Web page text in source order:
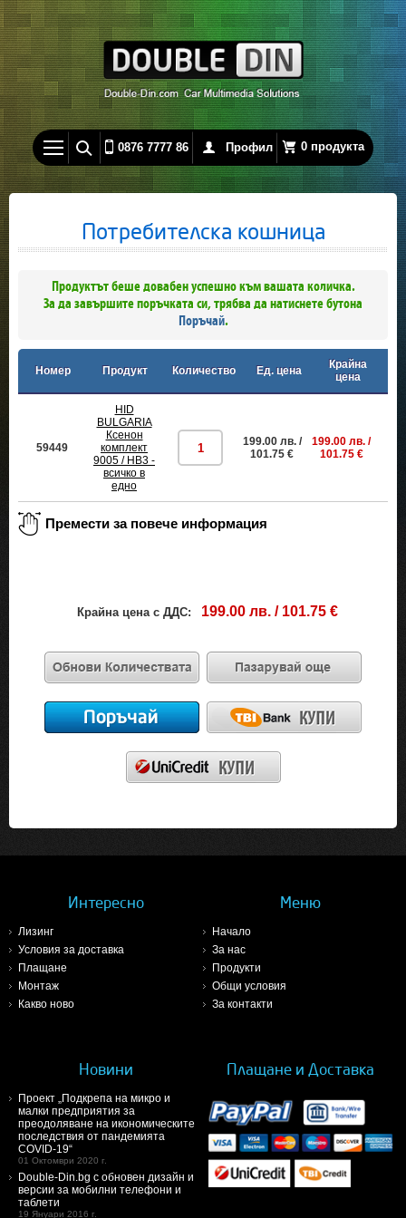
0876 7777 86 Профил 0 продукта
Потребителска кошница
Продуктът беше довабен успешно към вашата количка.
За да завършите поръчката си, трябва да натиснете бутона
Поръчай.
Номер Продукт Количество Ед. цена
Крайна
цена
59449
HID
BULGARIA
Ксенон
комплект
9005 / HB3 -
всичко в
едно
199.00 лв. /
101.75 €
199.00 лв. /
101.75 €
Крайна цена с ДДС: 199.00 лв. / 101.75 €
Интересно
Лизинг
Условия за доставка
Плащане
Монтаж
Какво ново
Меню
Начало
За нас
Продукти
Общи условия
За контакти
Новини
Проект „Подкрепа на микро и
малки предприятия за
преодоляване на икономическите
последствия от пандемията
COVID-19“
01 Октомври 2020 г.
Double-Din.bg с обновен дизайн и
версии за мобилни телефони и
таблети
19 Януари 2016 г.
Плащане и Доставка